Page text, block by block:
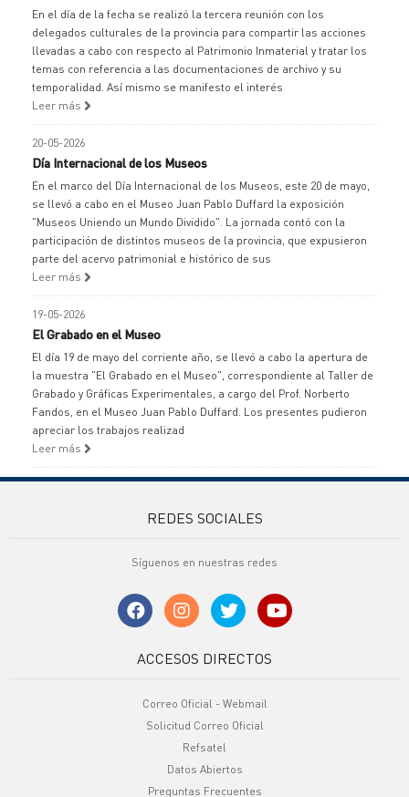
En el día de la fecha se realizó la tercera reunión con los
delegados culturales de la provincia para compartir las acciones
llevadas a cabo con respecto al Patrimonio Inmaterial y tratar los
temas con referencia a las documentaciones de archivo y su
temporalidad. Así mismo se manifesto el interés
Leer más
20-05-2026
Día Internacional de los Museos
En el marco del Día Internacional de los Museos, este 20 de mayo,
se llevó a cabo en el Museo Juan Pablo Duffard la exposición
"Museos Uniendo un Mundo Dividido". La jornada contó con la
participación de distintos museos de la provincia, que expusieron
parte del acervo patrimonial e histórico de sus
Leer más
19-05-2026
El Grabado en el Museo
El día 19 de mayo del corriente año, se llevó a cabo la apertura de
la muestra "El Grabado en el Museo", correspondiente al Taller de
Grabado y Gráficas Experimentales, a cargo del Prof. Norberto
Fandos, en el Museo Juan Pablo Duffard. Los presentes pudieron
apreciar los trabajos realizad
Leer más
REDES SOCIALES
Síguenos en nuestras redes
ACCESOS DIRECTOS
Correo Oficial - Webmail
Solicitud Correo Oficial
Refsatel
Datos Abiertos
Preguntas Frecuentes